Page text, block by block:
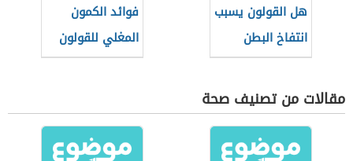
هل القولون يسبب
انتفاخ البطن
فوائد الكمون
المغلي للقولون
مقالات من تصنيف صحة